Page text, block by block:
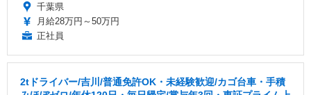
千葉県
月給28万円～50万円
正社員
2tドライバー/吉川/普通免許OK・未経験歓迎/カゴ台車・手積